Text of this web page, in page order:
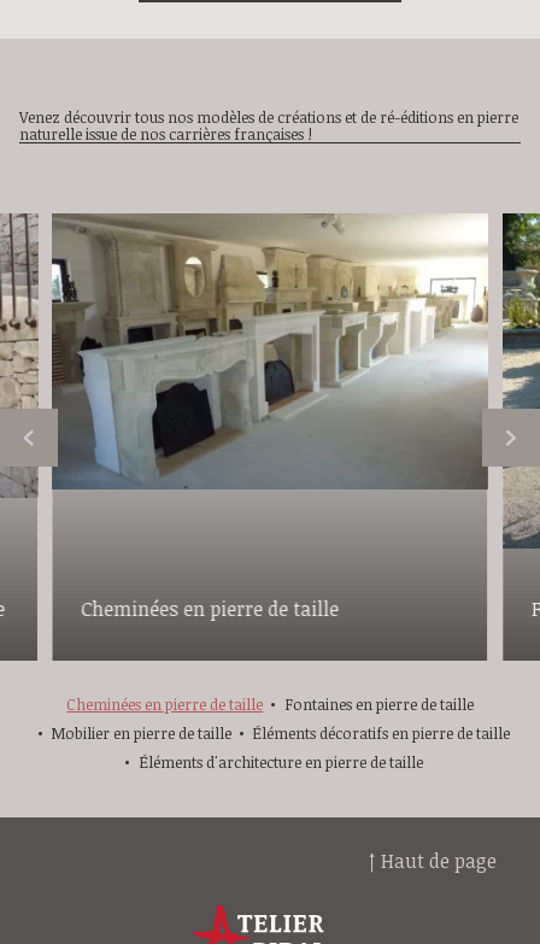
Venez découvrir tous nos modèles de créations et de ré-éditions en pierre
naturelle issue de nos carrières françaises !
Cheminées en pierre de taille
Cheminées en pierre de taille
Fontaines en pierre de taille
Mobilier en pierre de taille
Éléments décoratifs en pierre de taille
Éléments d'architecture en pierre de taille
↑ Haut de page